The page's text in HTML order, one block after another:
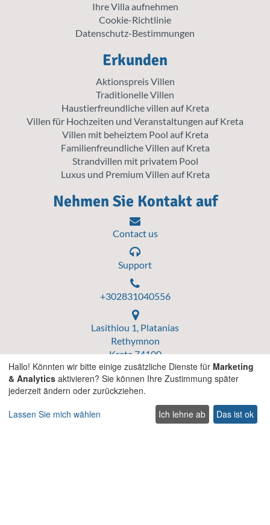
Ihre Villa aufnehmen
Cookie-Richtlinie
Datenschutz-Bestimmungen
Erkunden
Aktionspreis Villen
Traditionelle Villen
Haustierfreundliche villen auf Kreta
Villen für Hochzeiten und Veranstaltungen auf Kreta
Villen mit beheiztem Pool auf Kreta
Familienfreundliche Villen auf Kreta
Strandvillen mit privatem Pool
Luxus und Premium Villen auf Kreta
Nehmen Sie Kontakt auf
Contact us
Support
+302831040556
Lasithiou 1, Platanias
Rethymnon
Kreta 74100
Griechenland
Griechische nationale Tourismusorganisation
Hallo! Könnten wir bitte einige zusätzliche Dienste für Marketing
& Analytics aktivieren? Sie können Ihre Zustimmung später
jederzeit ändern oder zurückziehen.
Lassen Sie mich wählen
Ich lehne ab Das ist ok